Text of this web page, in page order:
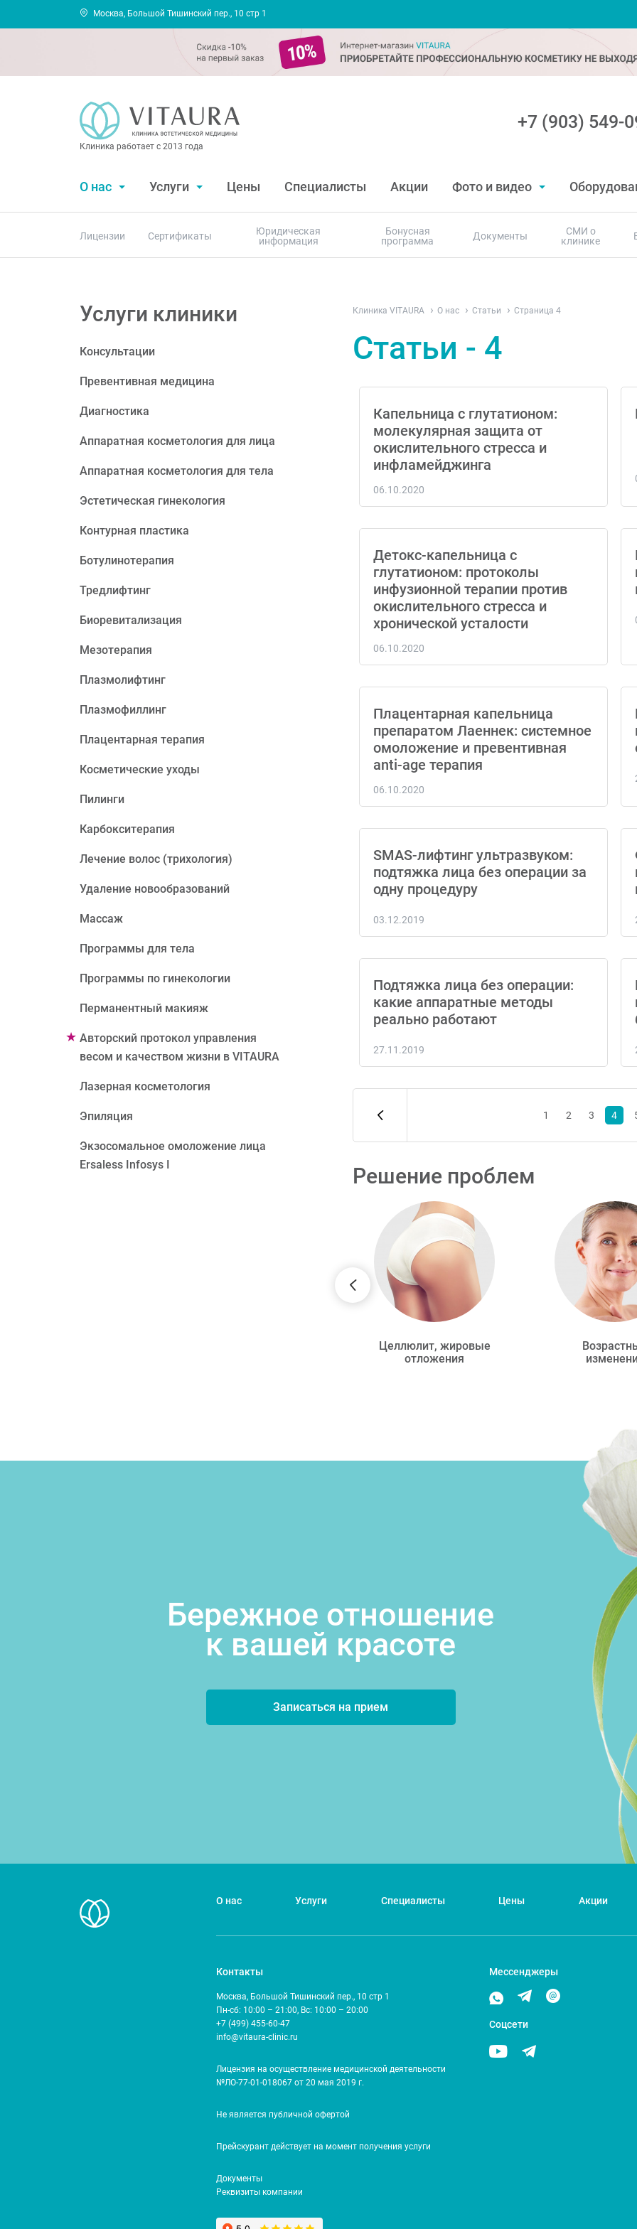
Москва, Большой Тишинский пер., 10 стр 1
+7 (903) 549-
Клиника работает с 2013 года
О нас Услуги Цены Специалисты Акции Фото и видео
Лицензии Сертификаты
Юридическая
информация
Бонусная
программа
Документы
СМИ о
клинике
Клиника VITAURA О нас Статьи Страница 4
Статьи - 4
Капельница с глутатионом:
молекулярная защита от
окислительного стресса и
инфламейджинга
06.10.2020
Детокс-капельница с
глутатионом: протоколы
инфузионной терапии против
окислительного стресса и
хронической усталости
06.10.2020
Плацентарная капельница
препаратом Лаеннек: системное
омоложение и превентивная
anti-age терапия
06.10.2020
SMAS-лифтинг ультразвуком:
подтяжка лица без операции за
одну процедуру
03.12.2019
Подтяжка лица без операции:
какие аппаратные методы
реально работают
27.11.2019
1 2 3 4
Решение проблем
Целлюлит, жировые
отложения
Услуги клиники
Консультации
Превентивная медицина
Диагностика
Аппаратная косметология для лица
Аппаратная косметология для тела
Эстетическая гинекология
Контурная пластика
Ботулинотерапия
Тредлифтинг
Биоревитализация
Мезотерапия
Плазмолифтинг
Плазмофиллинг
Плацентарная терапия
Косметические уходы
Пилинги
Карбокситерапия
Лечение волос (трихология)
Удаление новообразований
Массаж
Программы для тела
Программы по гинекологии
Перманентный макияж
Авторский протокол управления
весом и качеством жизни в VITAURA
Лазерная косметология
Эпиляция
Экзосомальное омоложение лица
Ersaless Infosys I
Бережное отношение
к вашей красоте
Записаться на прием
О нас Услуги Специалисты Цены Акции
Контакты
Москва, Большой Тишинский пер., 10 стр 1
Пн-сб: 10:00 – 21:00, Вс: 10:00 – 20:00
+7 (499) 455-60-47
info@vitaura-clinic.ru
Лицензия на осуществление медицинской деятельности
№ЛО-77-01-018067 от 20 мая 2019 г.
Не является публичной офертой
Прейскурант действует на момент получения услуги
Документы
Реквизиты компании
Мессенджеры
Соцсети